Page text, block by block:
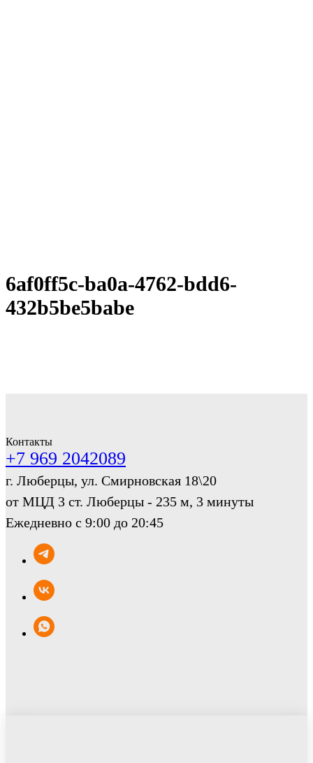
6af0ff5c-ba0a-4762-bdd6-
432b5be5babe
Контакты
+7 969 2042089
г. Люберцы, ул. Смирновская 18\20
от МЦД 3 ст. Люберцы - 235 м, 3 минуты
Ежедневно с 9:00 до 20:45